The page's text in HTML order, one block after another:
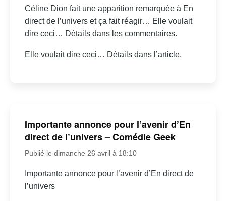
Céline Dion fait une apparition remarquée à En
direct de l’univers et ça fait réagir… Elle voulait
dire ceci… Détails dans les commentaires.
Elle voulait dire ceci… Détails dans l’article.
Importante annonce pour l’avenir d’En
direct de l’univers – Comédie Geek
Publié le dimanche 26 avril à 18:10
Importante annonce pour l’avenir d’En direct de
l’univers